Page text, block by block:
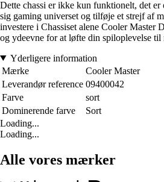
Dette chassi er ikke kun funktionelt, det er
sig gaming universet og tilføje et strejf af
investere i Chassiset alene Cooler
og ydeevne for at løfte din spiloplevelse til
Yderligere information
Mærke
Cooler Master
Leverandør reference 09400042
Farve
sort
Dominerende farve
Sort
Loading...
Loading...
Alle vores mærker